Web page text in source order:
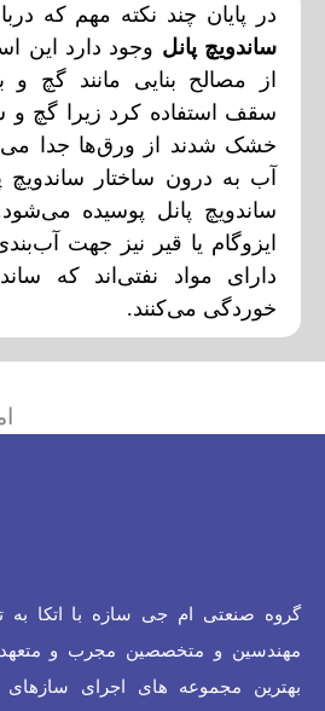
در پایان چند نکته مهم که
ساندویچ پانل وجود دارد این
از مصالح بنایی مانند گچ و
سقف استفاده کرد زیرا گچ و
خشک شدند از ورق‌ها جدا
آب به درون ساختار ساندویچ
ساندویچ پانل پوسیده می‌شود.
ایزوگام یا قیر نیز جهت
دارای مواد نفتی‌اند که
خوردگی می‌کنند.
گروه صنعتی ام جی سازه با اتکا به
مهندسین و متخصصین مجرب و متعهد
بهترین مجموعه های اجرای سازهای